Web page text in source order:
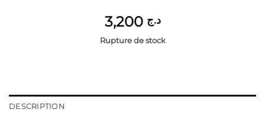
د.ج 3,200
Rupture de stock
DESCRIPTION